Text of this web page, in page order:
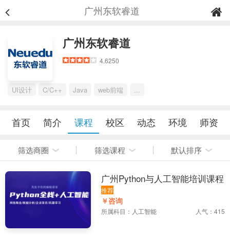
广州东软睿道
广州东软睿道
4.6250
UI设计 C/C++ Java web前端 ...
首页 简介 课程 校区 动态 环境 师资
筛选商圈 筛选课程 默认排序
广州Python与人工智能培训课程
推荐
￥咨询
所属科目： 人工智能 人气：415